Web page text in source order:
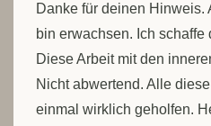
Danke für deinen Hinweis.
bin erwachsen. Ich schaffe
Diese Arbeit mit den
Nicht abwertend. Alle
einmal wirklich geholfen.